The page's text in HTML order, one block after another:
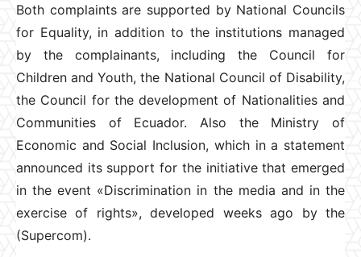
Both complaints are supported by National Councils
for Equality, in addition to the institutions managed
by the complainants, including the Council for
Children and Youth, the National Council of Disability,
the Council for the development of Nationalities and
Communities of Ecuador. Also the Ministry of
Economic and Social Inclusion, which in a statement
announced its support for the initiative that emerged
in the event «Discrimination in the media and in the
exercise of rights», developed weeks ago by the
(Supercom).